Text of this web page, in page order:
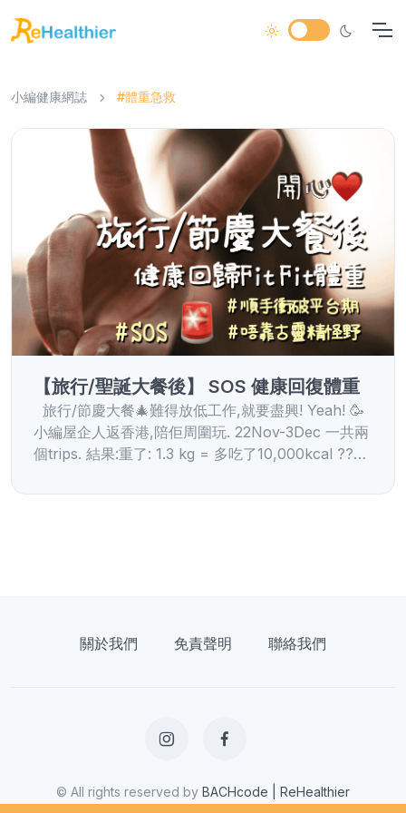
小編健康網誌 #體重急救
【旅行/聖誕大餐後】 SOS 健康回復體重
旅行/節慶大餐🎄難得放低工作,就要盡興! Yeah! 🥳
小編屋企人返香港,陪佢周圍玩. 22Nov-3Dec 一共兩
個trips. 結果:重了: 1.3 kg = 多吃了10,000kcal ??…
關於我們 免責聲明 聯絡我們
© All rights reserved by BACHcode | ReHealthier